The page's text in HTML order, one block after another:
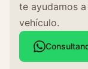
te ayudamos
vehículo.